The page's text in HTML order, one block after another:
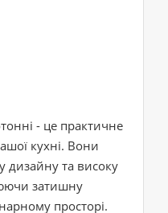
- це практичне
кухні. Вони
дизайну та високу
затишну
просторі.